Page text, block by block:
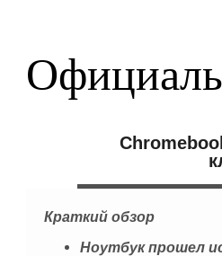
Краткий обзор
Ноутбук прошел